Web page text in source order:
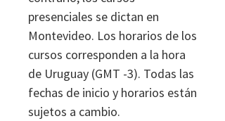
presenciales se dictan en
Montevideo. Los horarios de los
cursos corresponden a la hora
de Uruguay (GMT -3). Todas las
fechas de inicio y horarios están
sujetos a cambio.